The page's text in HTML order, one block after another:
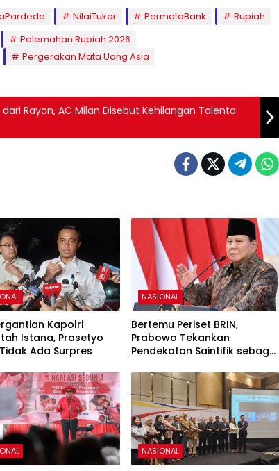
NilaiTukar PermataBank
Rupiah
Pelemahan Rupiah 2026
Pergerakan Mata Uang Asia
Rayan, AC Milan Disebut Kehilangan Talenta
Kapolri
Istana, Prasetyo
Ada Surpres
NASIONAL
Bertemu Periset BRIN,
Prabowo Tekankan
Pendekatan Saintifik sebagai
NASIONAL